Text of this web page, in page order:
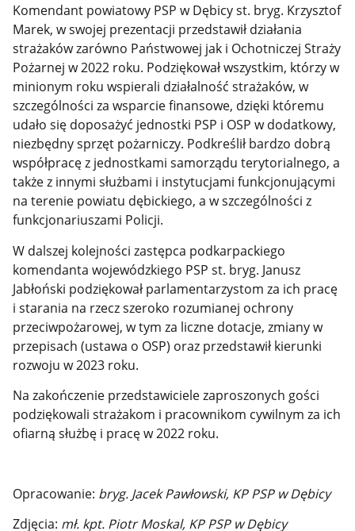
Komendant powiatowy PSP w Dębicy st. bryg. Krzysztof
Marek, w swojej prezentacji przedstawił działania
strażaków zarówno Państwowej jak i Ochotniczej Straży
Pożarnej w 2022 roku. Podziękował wszystkim, którzy w
minionym roku wspierali działalność strażaków, w
szczególności za wsparcie finansowe, dzięki któremu
udało się doposażyć jednostki PSP i OSP w dodatkowy,
niezbędny sprzęt pożarniczy. Podkreślił bardzo dobrą
współpracę z jednostkami samorządu terytorialnego, a
także z innymi służbami i instytucjami funkcjonującymi
na terenie powiatu dębickiego, a w szczególności z
funkcjonariuszami Policji.
W dalszej kolejności zastępca podkarpackiego
komendanta wojewódzkiego PSP st. bryg. Janusz
Jabłoński podziękował parlamentarzystom za ich pracę
i starania na rzecz szeroko rozumianej ochrony
przeciwpożarowej, w tym za liczne dotacje, zmiany w
przepisach (ustawa o OSP) oraz przedstawił kierunki
rozwoju w 2023 roku.
Na zakończenie przedstawiciele zaproszonych gości
podziękowali strażakom i pracownikom cywilnym za ich
ofiarną służbę i pracę w 2022 roku.
Opracowanie: bryg. Jacek Pawłowski, KP PSP w Dębicy
Zdjęcia: mł. kpt. Piotr Moskal, KP PSP w Dębicy